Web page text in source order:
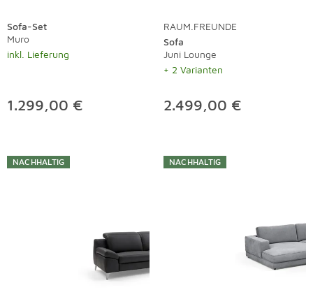
Sofa-Set
Muro
inkl. Lieferung
1.299,00 €
RAUM.FREUNDE
Sofa
Juni Lounge
+ 2 Varianten
2.499,00 €
NACHHALTIG NACHHALTIG